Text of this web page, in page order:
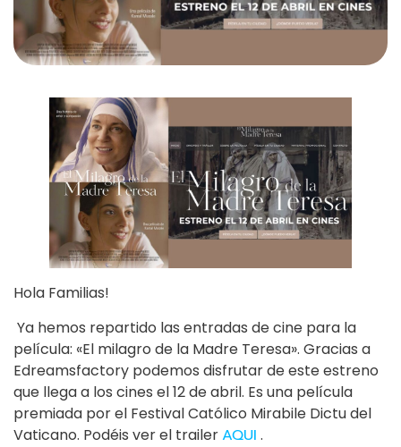
Hola Familias!
Ya hemos repartido las entradas de cine para la
película: «El milagro de la Madre Teresa». Gracias a
Edreamsfactory podemos disfrutar de este estreno
que llega a los cines el 12 de abril. Es una película
premiada por el Festival Católico Mirabile Dictu del
Vaticano. Podéis ver el trailerAQUI .